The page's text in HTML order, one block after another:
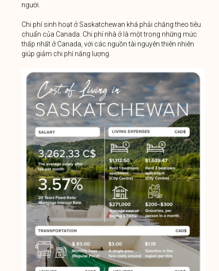
người.
Chi phí sinh hoạt ở Saskatchewan khá phải chăng theo tiêu
chuẩn của Canada. Chi phí nhà ở là một trong những mức
thấp nhất ở Canada, với các nguồn tài nguyên thiên nhiên
giúp giảm chi phí năng lượng.